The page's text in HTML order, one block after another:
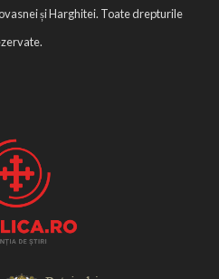
și Harghitei. Toate drepturile